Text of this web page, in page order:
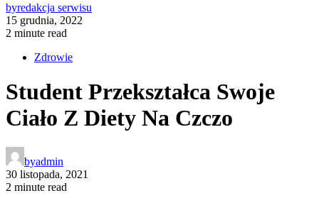
byredakcja serwisu
15 grudnia, 2022
2 minute read
Zdrowie
Student Przekształca Swoje
Ciało Z Diety Na Czczo
byadmin
30 listopada, 2021
2 minute read